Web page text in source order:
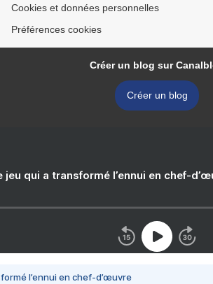
Cookies et données personnelles
Préférences cookies
Créer un blog sur
Créer un blog
jeu qui a transformé l’ennui en chef-
l’ennui en chef-d’œuvre